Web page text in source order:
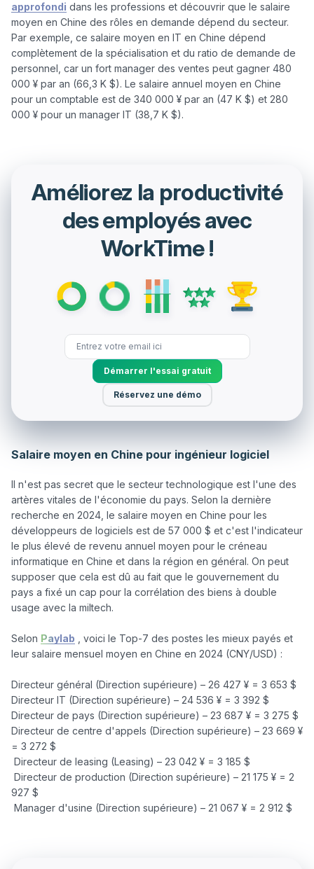
approfondi dans les professions et découvrir que le salaire
moyen en Chine des rôles en demande dépend du secteur.
Par exemple, ce salaire moyen en IT en Chine dépend
complètement de la spécialisation et du ratio de demande de
personnel, car un fort manager des ventes peut gagner 480
000 ¥ par an (66,3 K $). Le salaire annuel moyen en Chine
pour un comptable est de 340 000 ¥ par an (47 K $) et 280
Améliorez la productivité
des employés avec
WorkTime !
Démarrer l'essai gratuit
Réservez une démo
Salaire moyen en Chine pour ingénieur logiciel
Il n'est pas secret que le secteur technologique est l'une des
artères vitales de l'économie du pays. Selon la dernière
recherche en 2024, le salaire moyen en Chine pour les
développeurs de logiciels est de 57 000 $ et c'est l'indicateur
le plus élevé de revenu annuel moyen pour le créneau
informatique en Chine et dans la région en général. On peut
supposer que cela est dû au fait que le gouvernement du
pays a fixé un cap pour la corrélation des biens à double
usage avec la miltech.
Selon Paylab , voici le Top-7 des postes les mieux payés et
leur salaire mensuel moyen en Chine en 2024 (CNY/USD) :
Directeur général (Direction supérieure) – 26 427 ¥ = 3 653 $
Directeur IT (Direction supérieure) – 24 536 ¥ = 3 392 $
Directeur de pays (Direction supérieure) – 23 687 ¥ = 3 275 $
Directeur de centre d'appels (Direction supérieure) – 23 669 ¥
= 3 272 $
927 $